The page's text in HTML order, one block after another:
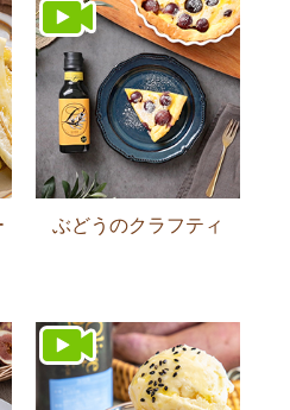
ぶどうのクラフティ